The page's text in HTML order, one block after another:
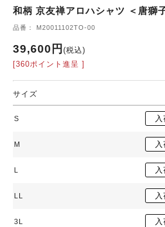
和柄 京友禅アロハシャツ ＜唐獅
品番： M20011102TO-00
39,600円(税込)
[360ポイント進呈 ]
サイズ
S
M
L
LL
3L